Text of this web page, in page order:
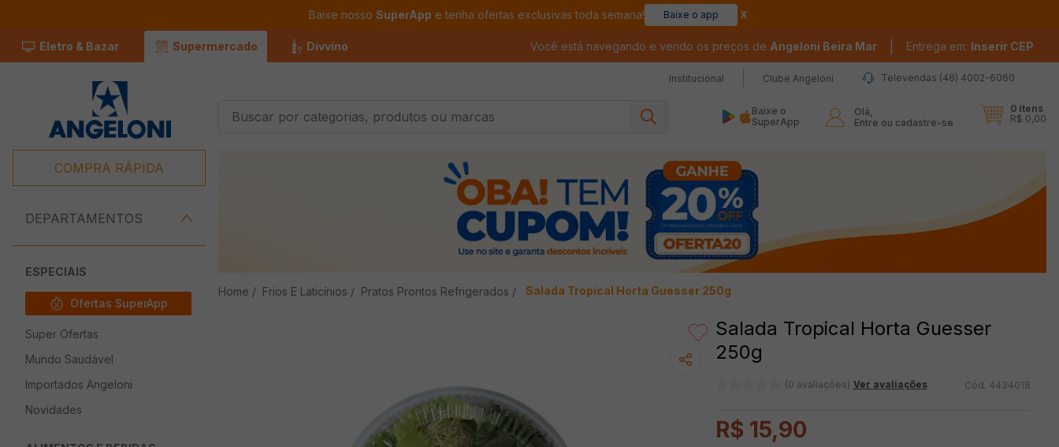
Baixe nosso SuperApp e tenha ofertas exclusivas toda semana! Baixe o app
Eletro & Bazar Supermercado Divvino Você está navegando e vendo os preços de Angeloni Beira Mar Entrega em: Inserir CEP
Institucional Clube Angeloni Televendas (48) 4002-6060
5º Queijo
Baixe o
SuperApp
Olá,
Entre ou cadastre-se
0 itens
R$ 0,00
COMPRA RÁPIDA
DEPARTAMENTOS
ESPECIAIS
Ofertas SuperApp
Super Ofertas
Mundo Saudável
Importados Angeloni
Novidades
Frios E Laticínios Pratos Prontos Refrigerados Salada Tropical Horta Guesser 250g
Salada Tropical Horta Guesser
250g
(0 avaliações) Ver avaliações 4434018
R$ 15,90